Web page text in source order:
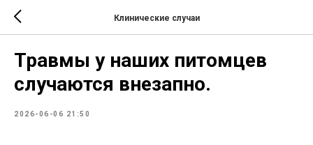
Клинические случаи
Травмы у наших питомцев
случаются внезапно.
2026-06-06 21:50